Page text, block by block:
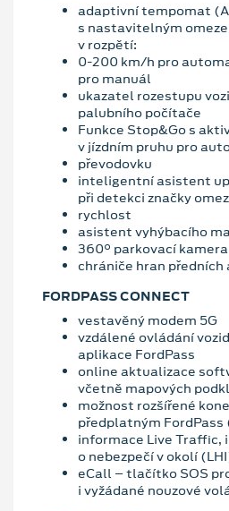
adaptivní tempomat
s nastavitelným
v rozpětí:
0-200 km/h pro
pro manuál
ukazatel rozestupu
palubního počítače
Funkce Stop&Go s
v jízdním pruhu pro
převodovku
inteligentní asistent
při detekci značky
rychlost
asistent vyhýbacího
360° parkovací kamera
chrániče hran předních
FORDPASS CONNECT
vestavěný modem 5G
vzdálené ovládání
aplikace FordPass
online aktualizace
včetně mapových
možnost rozšířené
předplatným FordPass
informace Live Traffic,
o nebezpečí v okolí
eCall – tlačítko SOS
i vyžádané nouzové